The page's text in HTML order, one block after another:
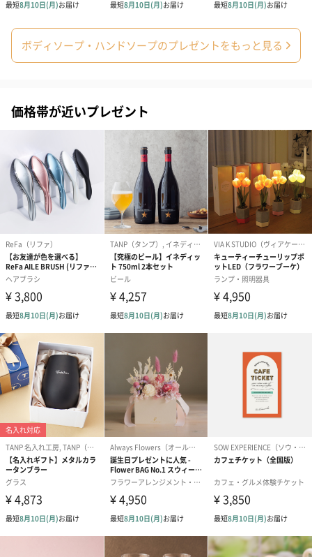
商品に合わせたサイズをお届けします。
あり（280円）
メッセージカード（通常・写真・グリーティング）
誕生日や結婚祝い・出産祝いなど、様々なシーンのメッセージカ
ードを同梱します。
メッセージカードや封筒のデザインは一部変更する場合がありま
写真付きメッセージカ
ード（680円）
写真付きメッセージカ
ード（Thank you）ピ
ンク（680円）
刷なし）（
ラッピング
ボディソープ・ハンドソープのプレゼントをもっと見る
価格帯が近いプレゼント